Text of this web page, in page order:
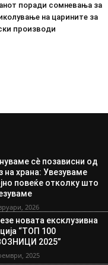
поради сомневања за
на царините за
производи
сè позависни од
на храна: Увезуваме
повеќе отколку што
2026
новата ексклузивна
“ТОП 100
2025”
2025